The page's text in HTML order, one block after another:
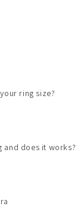
ring size?
and does it works?